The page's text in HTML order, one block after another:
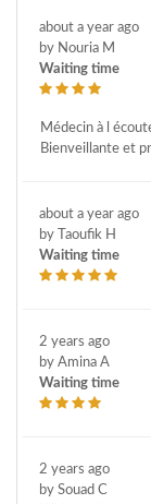
about a year ago
by Nouria M
Waiting time
Médecin à l
Bienveillante et
about a year ago
by Taoufik H
Waiting time
2 years ago
by Amina A
Waiting time
2 years ago
by Souad C